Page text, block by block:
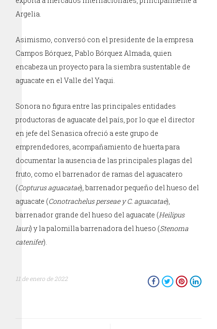
Argelia.
Asimismo, conversó con el presidente de la empresa
Campos Bórquez, Pablo Bórquez Almada, quien
encabeza un proyecto para la siembra sustentable de
aguacate en el Valle del Yaqui.
Sonora no figura entre las principales entidades
productoras de aguacate del país, por lo que el director
en jefe del Senasica ofreció a este grupo de
emprendedores, acompañamiento de huerta para
documentar la ausencia de las principales plagas del
fruto, como el barrenador de ramas del aguacatero
(Copturus aguacatae), barrenador pequeño del hueso del
aguacate (Conotrachelus perseae y C. aguacatae),
barrenador grande del hueso del aguacate (Heilipus
lauri) y la palomilla barrenadora del hueso (Stenoma
catenifer).
11 de enero de 2022